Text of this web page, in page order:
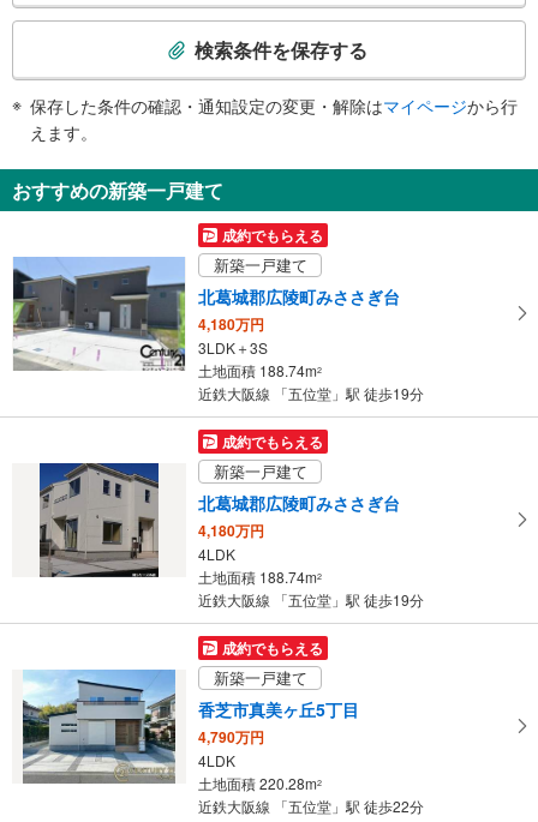
トイレ
スロープ
・改札⇔地上
その他
・点字案内（案内板・運賃表）
・誘導チャイム
検
知
を
け
取
る
・
条
存
る
検索条件を保存する
保存した条件の確認・通知設定の変更・解除はマイページから行
えます。
おすすめの新築一戸建て
成約でもらえる
新築一戸建て
北葛城郡広陵町みささぎ台
4,180万円
3LDK＋3S
土地面積 188.74m2
近鉄大阪線 「五位堂」駅 徒歩19分
成約でもらえる
新築一戸建て
北葛城郡広陵町みささぎ台
4,180万円
4LDK
土地面積 188.74m2
近鉄大阪線 「五位堂」駅 徒歩19分
成約でもらえる
新築一戸建て
香芝市真美ヶ丘5丁目
4,790万円
4LDK
土地面積 220.28m2
近鉄大阪線 「五位堂」駅 徒歩22分